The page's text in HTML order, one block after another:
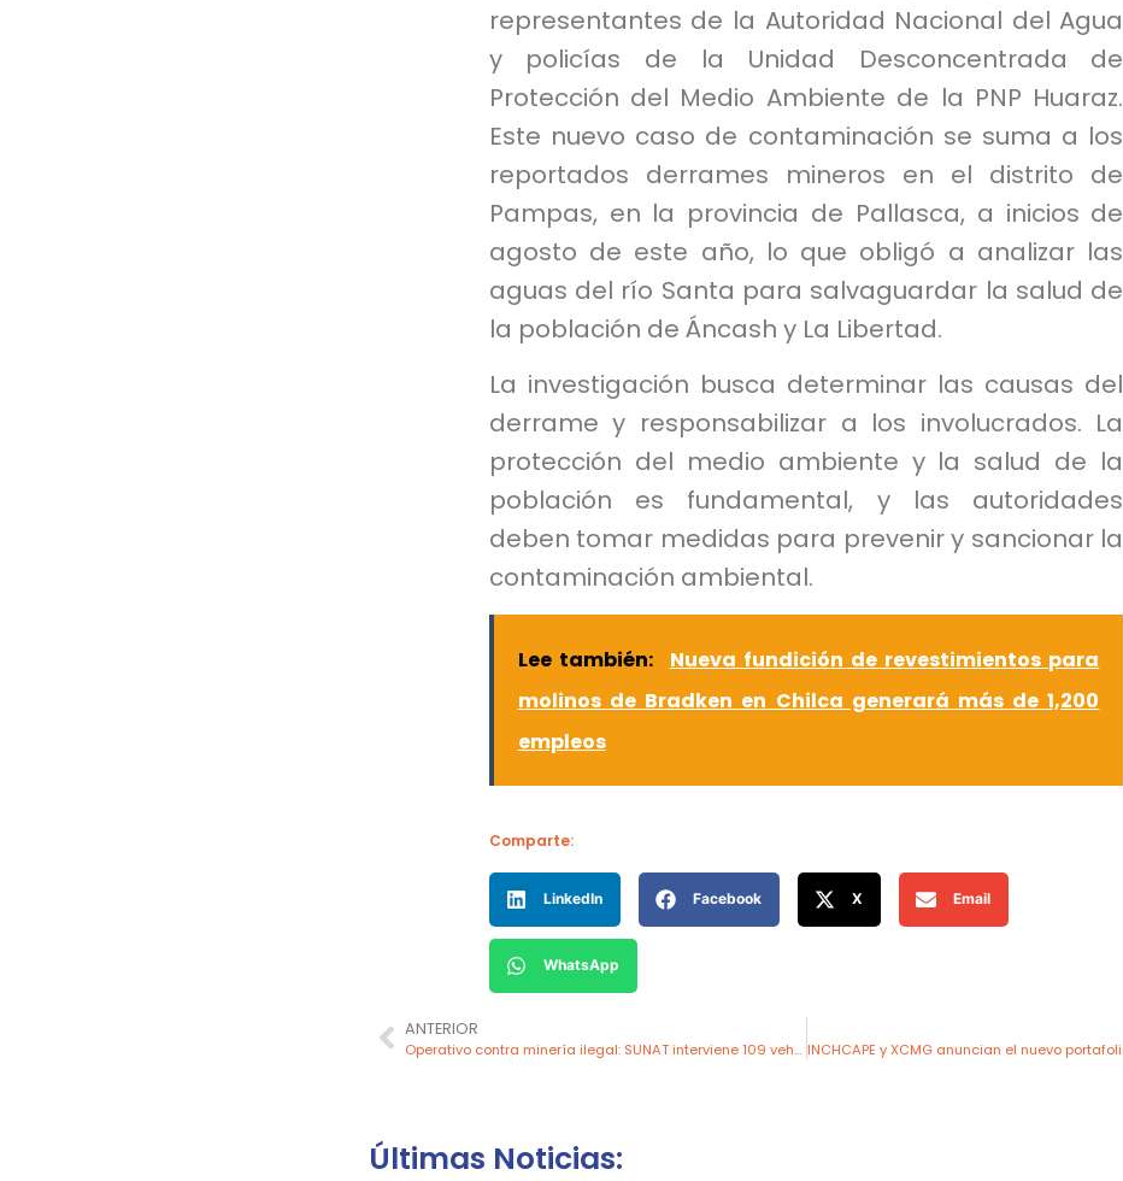
representantes de la Autoridad Nacional del Agua
y policías de la Unidad Desconcentrada de
Protección del Medio Ambiente de la PNP Huaraz.
Este nuevo caso de contaminación se suma a los
reportados derrames mineros en el distrito de
Pampas, en la provincia de Pallasca, a inicios de
agosto de este año, lo que obligó a analizar las
aguas del río Santa para salvaguardar la salud de
la población de Áncash y La Libertad.
La investigación busca determinar las causas del
derrame y responsabilizar a los involucrados. La
protección del medio ambiente y la salud de la
población es fundamental, y las autoridades
deben tomar medidas para prevenir y sancionar la
contaminación ambiental.
Lee también:
Nueva fundición de revestimientos para
molinos de Bradken en Chilca generará más de 1,200
empleos
Comparte:
LinkedIn Facebook X Email
WhatsApp
ANTERIOR
Operativo contra minería ilegal: SUNAT interviene 109 vehículos de carga en Barranca
Últimas Noticias: